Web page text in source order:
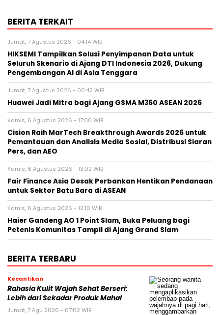
BERITA TERKAIT
Jumat, 7 Agustus 2026 - 04:14 WIB
HIKSEMI Tampilkan Solusi Penyimpanan Data untuk
Seluruh Skenario di Ajang DTI Indonesia 2026, Dukung
Pengembangan AI di Asia Tenggara
Jumat, 7 Agustus 2026 - 00:42 WIB
Huawei Jadi Mitra bagi Ajang GSMA M360 ASEAN 2026
Kamis, 6 Agustus 2026 - 17:00 WIB
Cision Raih MarTech Breakthrough Awards 2026 untuk
Pemantauan dan Analisis Media Sosial, Distribusi Siaran
Pers, dan AEO
Kamis, 6 Agustus 2026 - 13:02 WIB
Fair Finance Asia Desak Perbankan Hentikan Pendanaan
untuk Sektor Batu Bara di ASEAN
Kamis, 6 Agustus 2026 - 12:10 WIB
Haier Gandeng AO 1 Point Slam, Buka Peluang bagi
Petenis Komunitas Tampil di Ajang Grand Slam
BERITA TERBARU
Kecantikan
Rahasia Kulit Wajah Sehat Berseri:
Lebih dari Sekadar Produk Mahal
Jumat, 7 Agu 2026 - 07:02 WIB